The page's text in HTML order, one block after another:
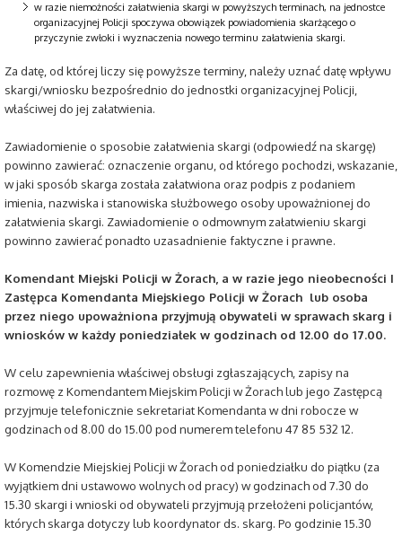
w razie niemożności załatwienia skargi w powyższych terminach, na jednostce
organizacyjnej Policji spoczywa obowiązek powiadomienia skarżącego o
przyczynie zwłoki i wyznaczenia nowego terminu załatwienia skargi.
Za datę, od której liczy się powyższe terminy, należy uznać datę wpływu
skargi/wniosku bezpośrednio do jednostki organizacyjnej Policji,
właściwej do jej załatwienia.
Zawiadomienie o sposobie załatwienia skargi (odpowiedź na skargę)
powinno zawierać: oznaczenie organu, od którego pochodzi, wskazanie,
w jaki sposób skarga została załatwiona oraz podpis z podaniem
imienia, nazwiska i stanowiska służbowego osoby upoważnionej do
załatwienia skargi. Zawiadomienie o odmownym załatwieniu skargi
powinno zawierać ponadto uzasadnienie faktyczne i prawne.
Komendant Miejski Policji w Żorach, a w razie jego nieobecności I
Zastępca Komendanta Miejskiego Policji w Żorach lub osoba
przez niego upoważniona przyjmują obywateli w sprawach skarg i
wniosków w każdy poniedziałek w godzinach od 12.00 do 17.00.
W celu zapewnienia właściwej obsługi zgłaszających, zapisy na
rozmowę z Komendantem Miejskim Policji w Żorach lub jego Zastępcą
przyjmuje telefonicznie sekretariat Komendanta w dni robocze w
godzinach od 8.00 do 15.00 pod numerem telefonu 47 85 532 12.
W Komendzie Miejskiej Policji w Żorach od poniedziałku do piątku (za
wyjątkiem dni ustawowo wolnych od pracy) w godzinach od 7.30 do
15.30 skargi i wnioski od obywateli przyjmują przełożeni policjantów,
których skarga dotyczy lub koordynator ds. skarg. Po godzinie 15.30